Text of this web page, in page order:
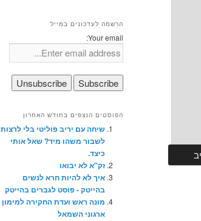
הרשמה לעדכונים במייל
Your email:
הפוסטים הנצפים בחודש האחרון
שיחה עם יריב פוליטי בלי לרצות
לשבור משהו מיד? שאל אותי
כיצד.
זק"א לא יבואו
איך לא להיות חרא לנשים
בהייטק - פוסט לגברים בהייטק
מונה ראש ועדת החקירה למימון
ארגוני השמאל